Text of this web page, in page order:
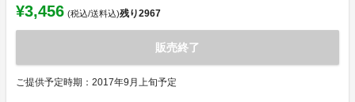
¥3,456 (税込/送料込)残り2967
販売終了
ご提供予定時期：2017年9月上旬予定